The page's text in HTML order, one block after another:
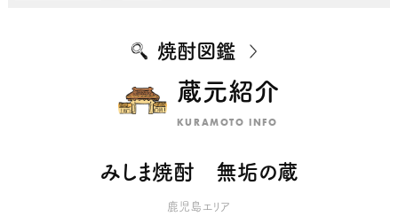
焼酎図鑑
蔵元紹介
KURAMOTO INFO
みしま焼酎 無垢の蔵
鹿児島エリア